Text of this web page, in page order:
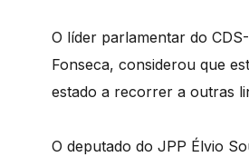
O líder parlamentar do
Fonseca, considerou que
estado a recorrer a outras
O deputado do JPP Élvio